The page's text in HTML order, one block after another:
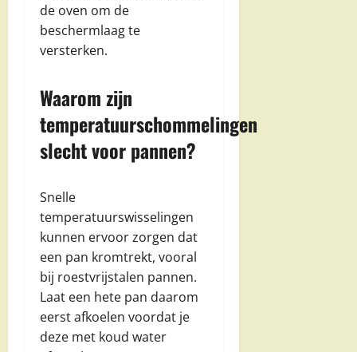
de oven om de
beschermlaag te
versterken.
Waarom zijn
temperatuurschommelingen
slecht voor pannen?
Snelle
temperatuurswisselingen
kunnen ervoor zorgen dat
een pan kromtrekt, vooral
bij roestvrijstalen pannen.
Laat een hete pan daarom
eerst afkoelen voordat je
deze met koud water